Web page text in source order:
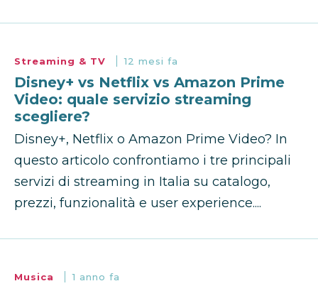
Streaming & TV 12 mesi fa
Disney+ vs Netflix vs Amazon Prime
Video: quale servizio streaming
scegliere?
Disney+, Netflix o Amazon Prime Video? In
questo articolo confrontiamo i tre principali
servizi di streaming in Italia su catalogo,
prezzi, funzionalità e user experience....
Musica 1 anno fa